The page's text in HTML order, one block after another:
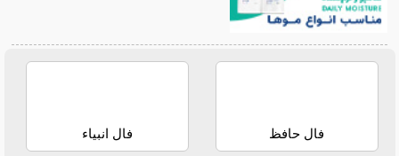
فال حافظ فال انبیاء